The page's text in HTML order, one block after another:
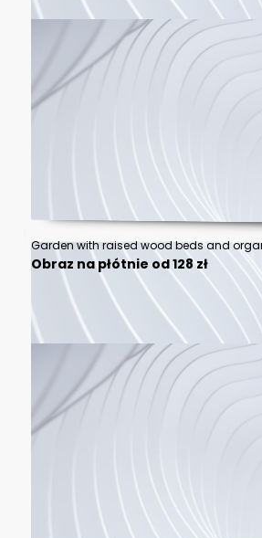
Obraz na płótnie od 128 zł